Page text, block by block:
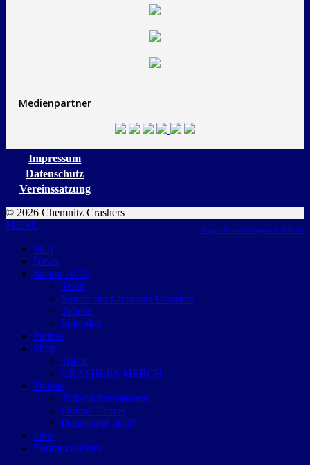
Medienpartner
Impressum
Datenschutz
Vereinssatzung
© 2026 Chemnitz Crashers
design: future werbeagentur chemnitz
MENU
Start
News
Saison 26/27
Team
Spieler der Chemnitz Crashers
Tabelle
Spielplan
Partner
Shop
Trikot
CRASHERS MERCH
Tickets
Ticketinformationen
Online-Tickets
Dauerkarte 26/27
Fans
Young-crashers